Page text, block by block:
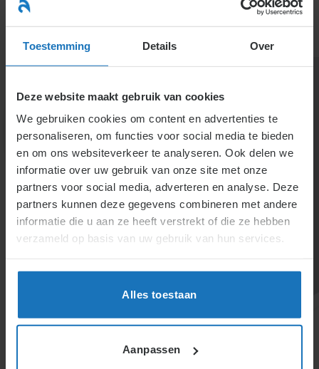
Toestemming Details Over
Deze website maakt gebruik van cookies
We gebruiken cookies om content en advertenties te
personaliseren, om functies voor social media te bieden
en om ons websiteverkeer te analyseren. Ook delen we
informatie over uw gebruik van onze site met onze
partners voor social media, adverteren en analyse. Deze
partners kunnen deze gegevens combineren met andere
informatie die u aan ze heeft verstrekt of die ze hebben
verzameld op basis van uw gebruik van hun services.
Alles toestaan
Aanpassen
naar
inhoud
4.1.10.4. Werkkleding
en gereedschap voor
uitvoering werk
Medewerkers kunnen schriftelijk machtigen dat
kosten voor werkgerelateerde kleding en
minimumloon en vakantiegeld moeten gewaarborgd
arbeidsovereenkomsten zijn niet toegestaan;